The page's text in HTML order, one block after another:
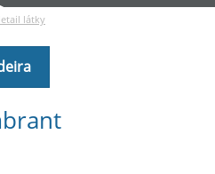
látky